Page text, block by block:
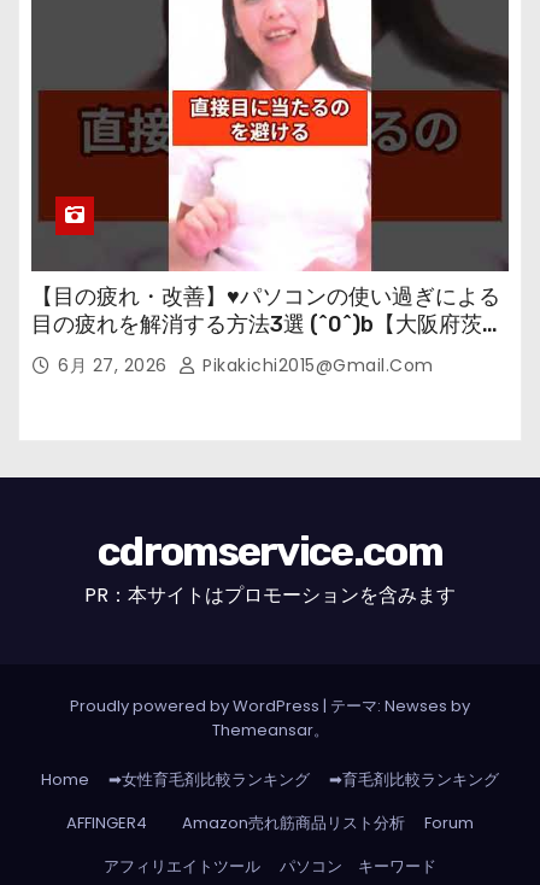
【目の疲れ・改善】♥パソコンの使い過ぎによる
目の疲れを解消する方法3選 (^0^)b【大阪府茨木
市の女性・美容鍼灸・整体師が教えます。】
6月 27, 2026 Pikakichi2015@gmail.com
cdromservice.com
PR：本サイトはプロモーションを含みます
Proudly powered by WordPress | テーマ: Newses by
Themeansar。
Home ➡女性育毛剤比較ランキング
➡育毛剤比較ランキング
AFFINGER4
Amazon売れ筋商品リスト分析
Forum
アフィリエイトツール
パソコン キーワード